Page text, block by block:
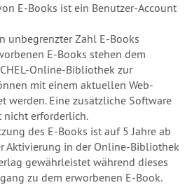
E-Books ist ein Benutzer-Account
unbegrenzter Zahl E-Books
E-Books stehen dem
Online-Bibliothek zur
mit einem aktuellen Web-
werden. Eine zusätzliche Software
nicht erforderlich.
des E-Books ist auf 5 Jahre ab
Aktivierung in der Online-Bibliothek
gewährleistet während dieses
zu dem erworbenen E-Book.